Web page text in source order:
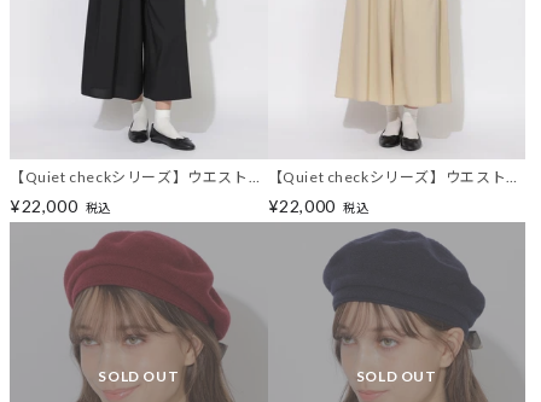
【Quiet checkシリーズ】ウエストチ
ェックリボンワイドパンツ
¥22,000 税込
【Quiet checkシリーズ】ウエストチ
ェックリボンワイドパンツ
¥22,000 税込
SOLD OUT SOLD OUT